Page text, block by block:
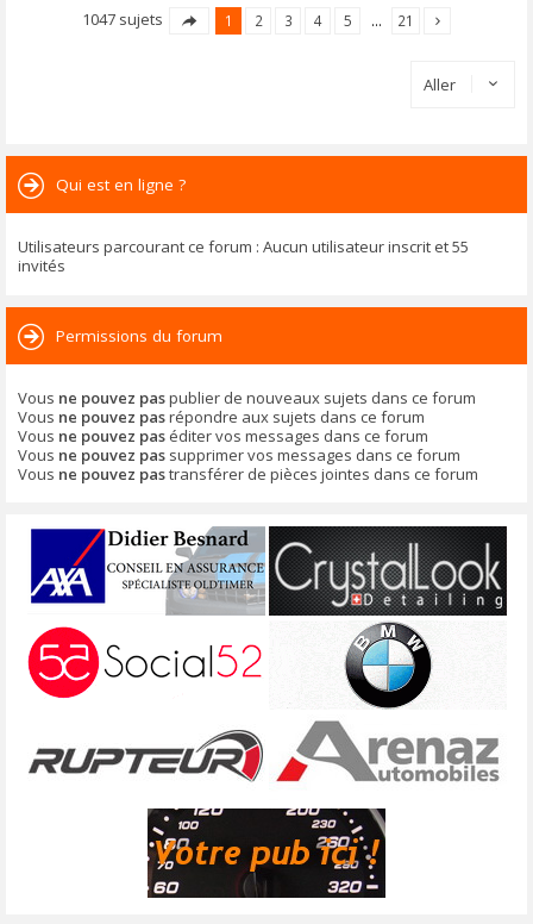
1047 sujets 1 2 3 4 5 … 21
Aller
Qui est en ligne ?
Utilisateurs parcourant ce forum : Aucun utilisateur inscrit et 55
invités
Permissions du forum
Vous ne pouvez paspublier de nouveaux sujets dans ce forum
Vous ne pouvez pasrépondre aux sujets dans ce forum
Vous ne pouvez pas éditer vos messages dans ce forum
Vous ne pouvez pas supprimer vos messages dans ce forum
Vous ne pouvez pastransférer de pièces jointes dans ce forum